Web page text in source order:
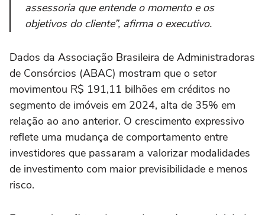
assessoria que entende o momento e os
objetivos do cliente”, afirma o executivo.
Dados da Associação Brasileira de Administradoras
de Consórcios (ABAC) mostram que o setor
movimentou R$ 191,11 bilhões em créditos no
segmento de imóveis em 2024, alta de 35% em
relação ao ano anterior. O crescimento expressivo
reflete uma mudança de comportamento entre
investidores que passaram a valorizar modalidades
de investimento com maior previsibilidade e menos
risco.